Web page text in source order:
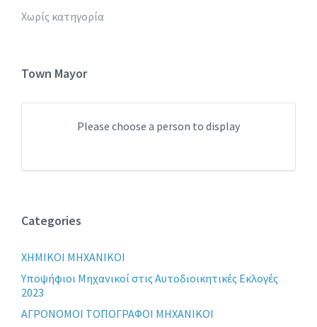
Χωρίς κατηγορία
Town Mayor
Please choose a person to display
Categories
XHMIKOI MHXANIKOI
Yποψήφιοι Μηχανικοί στις Αυτοδιοικητικές Εκλογές
2023
ΑΓΡΟΝΟΜΟΙ ΤΟΠΟΓΡΑΦΟΙ ΜΗΧΑΝΙΚΟΙ